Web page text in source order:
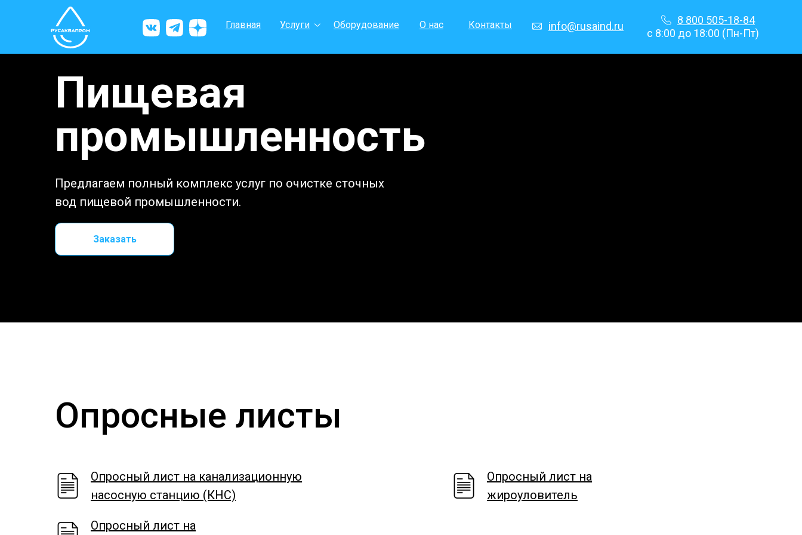
Оборудование
Главная О нас Контакты
Услуги 8 800 505-18-84
info@rusaind.ru
с 8:00 до 18:00 (Пн-Пт)
Пищевая
промышленность
Предлагаем полный комплекс услуг по очистке сточных
вод пищевой промышленности.
Заказать
Опросные листы
Опросный лист на канализационную
насосную станцию (КНС)
Опросный лист на
Опросный лист на
жироуловитель